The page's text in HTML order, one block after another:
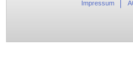
Impressum